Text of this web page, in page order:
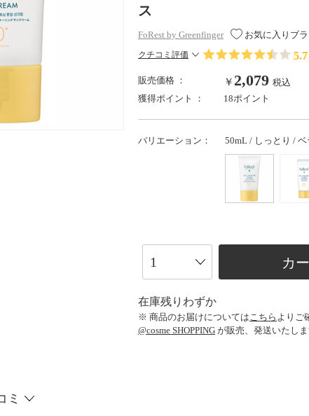
ス
FoRest by Greenfinger お気に入りブ
クチコミ評価 5.7
販売価格 ： ￥ 2,079 税込
獲得ポイント ：
18ポイント
バリエーション： 50mL / しっとり /
カ
在庫残りわずか
※ 商品のお届けについては こちら よりご
@cosme SHOPPING が販売、発送いたしま
ミ